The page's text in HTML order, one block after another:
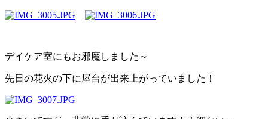
デイケア室にもお邪魔しました～
先日の花火の下に屋台が出来上がっていました！